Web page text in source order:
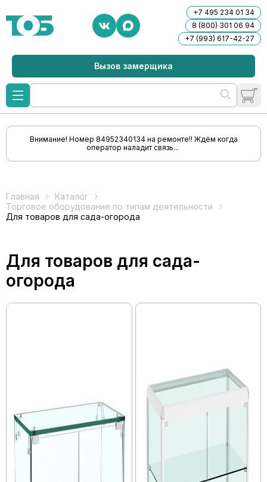
+7 495 234 01 34
8 (800) 301 06 94
+7 (993) 617-42-27
Вызов замерщика
Внимание! Номер 84952340134 на ремонте!! Ждём когда
оператор наладит связь...
Главная
Каталог
Торговое оборудование по типам деятельности
Для товаров для сада-огорода
Для товаров для сада-
огорода